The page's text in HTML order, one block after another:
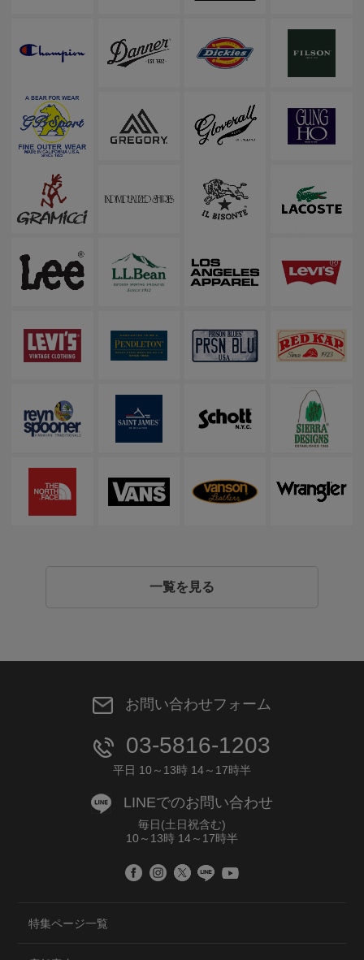
一覧を見る
お問い合わせフォーム
03-5816-1203
平日 10～13時 14～17時半
LINEでのお問い合わせ
毎日(土日祝含む)
10～13時 14～17時半
特集ページ一覧